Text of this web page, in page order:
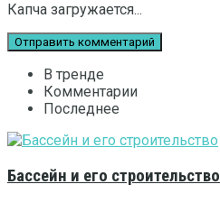
Капча загружается...
В тренде
Комментарии
Последнее
Бассейн и его строительство